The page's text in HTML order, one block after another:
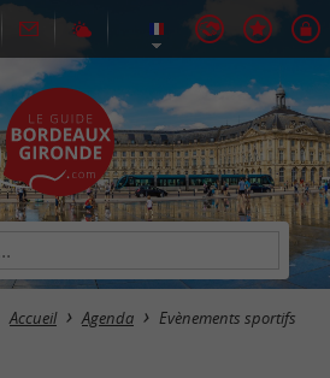
Accueil Agenda Evènements sportifs